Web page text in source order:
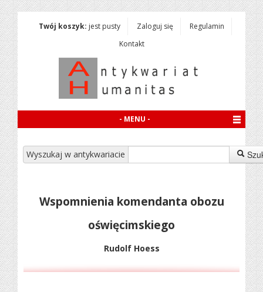
Twój koszyk: jest pusty Zaloguj się
Regulamin
Kontakt
- MENU -
Wyszukaj w antykwariacie
Wspomnienia komendanta obozu
oświęcimskiego
Rudolf Hoess